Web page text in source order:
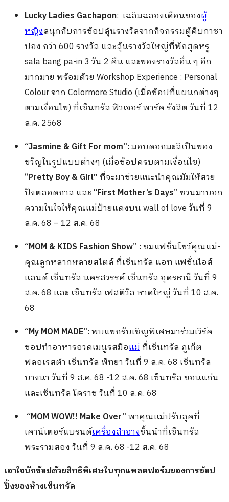
Lucky Ladies Gachapon: เฉลิมฉลองเดือนของผู้
หญิงสนุกกับการช้อปลุ้นรางวัลจากกิจกรรมตู้คีบกาชา
ปอง กว่า 600 รางวัล และลุ้นรางวัลใหญ่ที่พักสุดหรู
sala bang pa-in 3 วัน 2 คืน และของรางวัลอื่น ๆ อีก
มากมาย พร้อมด้วย Workshop Experience : Personal
Colourจาก Colormore Studio (เมื่อช้อปที่แผนกต่างๆ
ตามเงื่อนไข)ที่เซ็นทรัล ฟิวเจอร์ พาร์ค รังสิต วันที่ 12
ส.ค. 2568
“Jasmine & Gift For mom”:มอบดอกมะลิเป็นของ
ขวัญในรูปแบบต่างๆ (เมื่อช้อปครบตามเงื่อนไข)
“Pretty Boy & Girl”ที่จะมาช่วยแนะนำคุณมัมให้สวย
ปังตลอดกาล และ “First Mother’s Days”ชวนมาบอก
ความในใจให้คุณแม่ป้ายแดงบน wall of love วันที่ 9
ส.ค. 68 – 12 ส.ค. 68
“MOM & KIDS Fashion Show” :ชมแฟชั่นโชว์คุณแม่-
คุณลูกหลากหลายสไตล์ ที่เซ็นทรัล แอท แฟชั่นไอส์
แลนด์ เซ็นทรัล นครสวรรค์ เซ็นทรัล อุดรธานี วันที่ 9
ส.ค. 68 และ เซ็นทรัล เฟสติวัล หาดใหญ่ วันที่ 10 ส.ค.
68
“My MOM MADE”: พบแขกรับเชิญพิเศษมาร่วมเวิร์ค
ชอปทำอาหารอวดเมนูรสมือแม่ที่เซ็นทรัล ภูเก็ต
ฟลอเรสต้า เซ็นทรัล พัทยา วันที่ 9 ส.ค. 68 เซ็นทรัล
บางนา วันที่ 9 ส.ค. 68 -12 ส.ค. 68 เซ็นทรัล ขอนแก่น
และเซ็นทรัล โคราช วันที่ 10 ส.ค. 68
“MOM WOW!! Make Over”พาคุณแม่ปรับลุคที่
เคาน์เตอร์แบรนด์เครื่องสำอางชั้นนำที่เซ็นทรัล
พระรามสอง วันที่ 9 ส.ค. 68 -12 ส.ค. 68
เอาใจนักช้อปด้วยสิทธิพิเศษในทุกแพลตฟอร์มของการช้อป
ปิ้งของห้างเซ็นทรัล